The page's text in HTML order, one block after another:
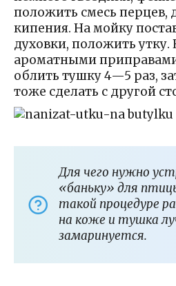
положить смесь перцев,
кипения. На мойку
духовки, положить утку.
ароматными
облить тушку 4—5 раз,
тоже сделать с другой
Для чего нужно
«баньку» для
такой процедуре
на коже и тушка
замаринуется.